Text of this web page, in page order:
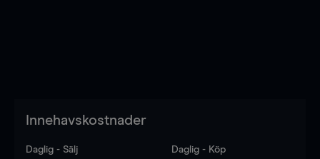
Innehavskostnader
Daglig - Sälj Daglig - Köp